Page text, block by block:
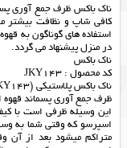
ناک باکس ظرف جمع آوری
کافی شاپ و نظافت بیشتر
استفاده های گوناگون به
در منزل پیشنهاد می گردد.
ناک باکس
کد محصول : JKY143
ناک باکس پلاستیکی (JKY143) 4089
ظرف جمع آوری پسماند
این وسیله ظرفی است با
اسپرسو که وقتی شما به
متراکم میشود بعد از آن